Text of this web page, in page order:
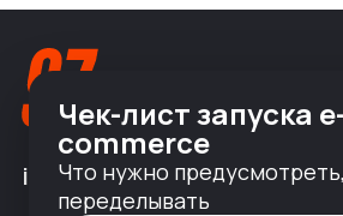
info@nineseven.ru
Чек-лист запуска
commerce
Что нужно
переделывать